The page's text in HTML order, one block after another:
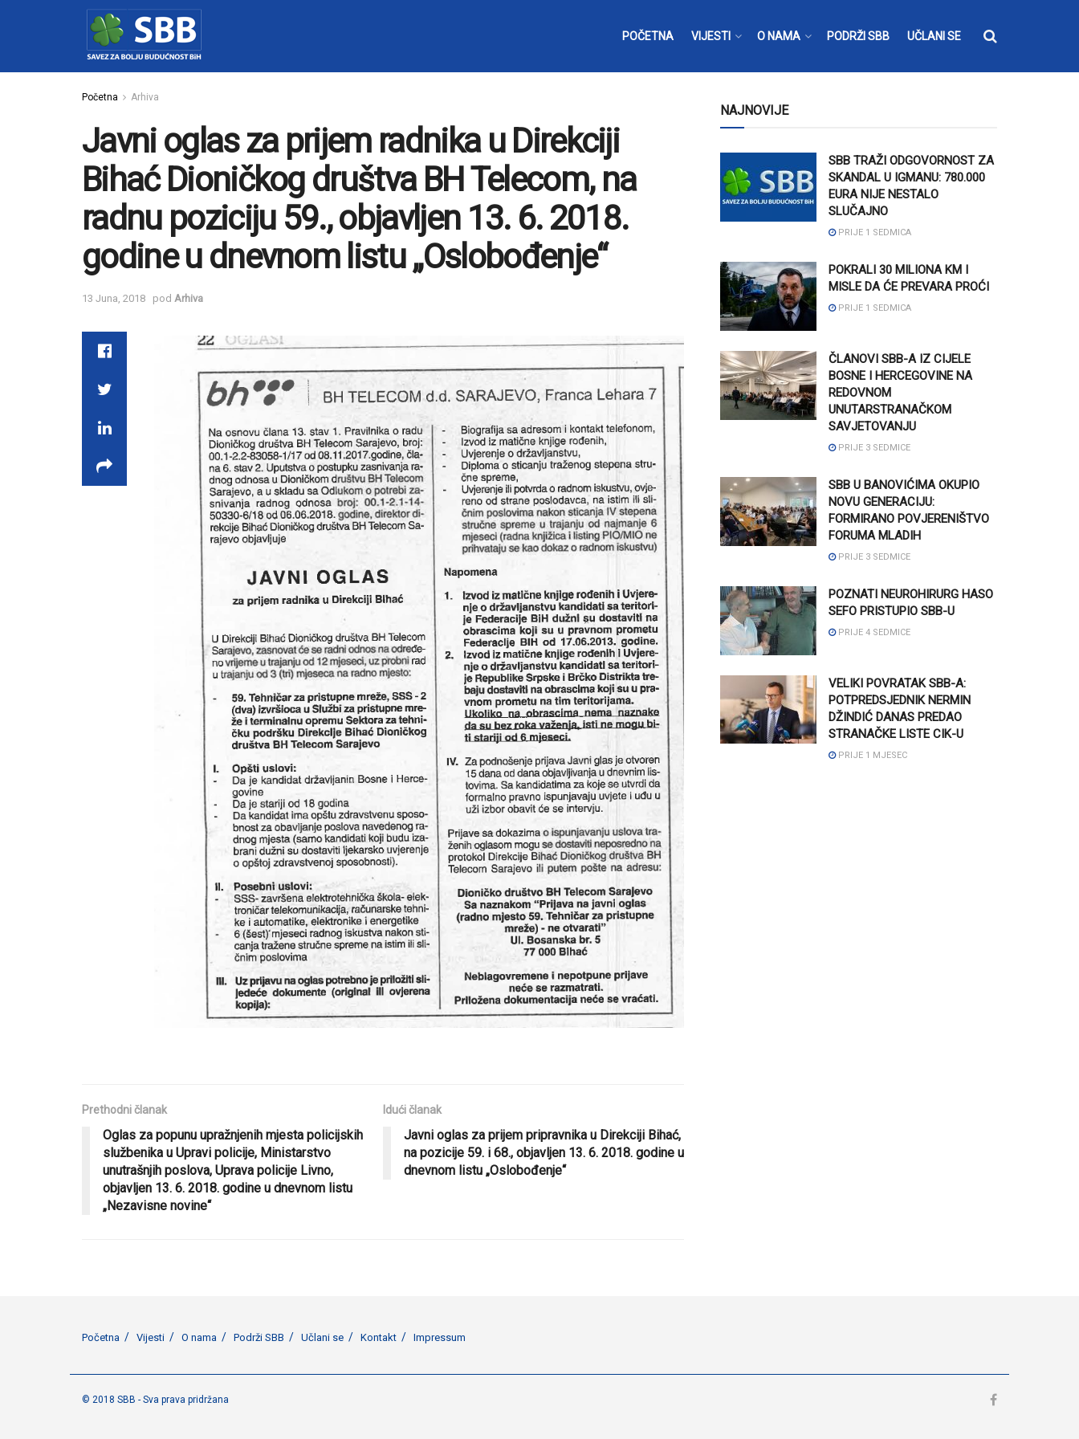
POČETNA VIJESTI O NAMA PODRŽI SBB UČLANI SE
Početna Arhiva
Javni oglas za prijem radnika u Direkciji
Bihać Dioničkog društva BH Telecom, na
radnu poziciju 59., objavljen 13. 6. 2018.
godine u dnevnom listu „Oslobođenje“
13 Juna, 2018 pod Arhiva
Prethodni članak
Oglas za popunu upražnjenih mjesta policijskih
službenika u Upravi policije, Ministarstvo
unutrašnjih poslova, Uprava policije Livno,
objavljen 13. 6. 2018. godine u dnevnom listu
„Nezavisne novine“
Idući članak
Javni oglas za prijem pripravnika u Direkciji Bihać,
na pozicije 59. i 68., objavljen 13. 6. 2018. godine u
dnevnom listu „Oslobođenje“
NAJNOVIJE
SBB TRAŽI ODGOVORNOST ZA
SKANDAL U IGMANU: 780.000
EURA NIJE NESTALO
SLUČAJNO
PRIJE 1 SEDMICA
POKRALI 30 MILIONA KM I
MISLE DA ĆE PREVARA PROĆI
PRIJE 1 SEDMICA
ČLANOVI SBB-A IZ CIJELE
BOSNE I HERCEGOVINE NA
REDOVNOM
UNUTARSTRANAČKOM
SAVJETOVANJU
PRIJE 3 SEDMICE
SBB U BANOVIĆIMA OKUPIO
NOVU GENERACIJU:
FORMIRANO POVJERENIŠTVO
FORUMA MLADIH
PRIJE 3 SEDMICE
POZNATI NEUROHIRURG HASO
SEFO PRISTUPIO SBB-U
PRIJE 4 SEDMICE
VELIKI POVRATAK SBB-A:
POTPREDSJEDNIK NERMIN
DŽINDIĆ DANAS PREDAO
STRANAČKE LISTE CIK-U
PRIJE 1 MJESEC
Početna Vijesti O nama Podrži SBB Učlani se Kontakt Impressum
© 2018 SBB - Sva prava pridržana